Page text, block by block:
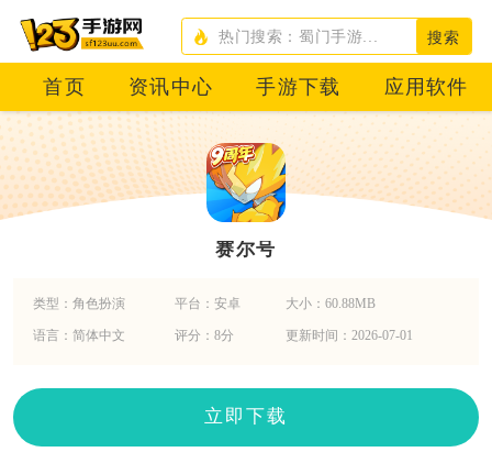
搜索
首页 资讯中心 手游下载 应用软件
赛尔号
类型：角色扮演 平台：安卓 大小：60.88MB
语言：简体中文 评分：8分 更新时间：2026-07-01
立即下载